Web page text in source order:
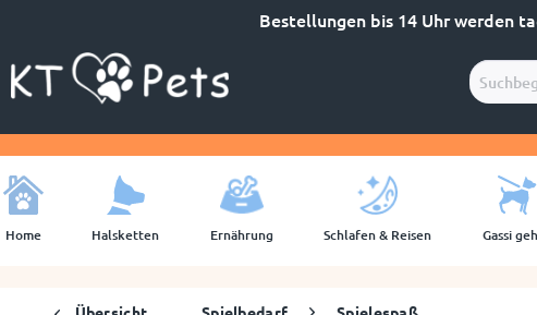
Bestellungen bis 14 Uhr werden
Home Halsketten Ernährung Schlafen & Reisen Gassi